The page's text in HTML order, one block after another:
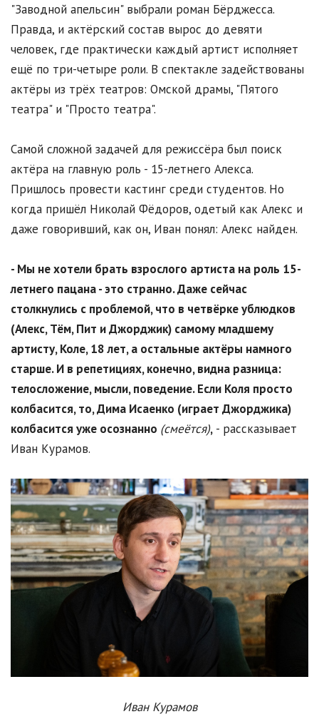
"Заводной апельсин" выбрали роман Бёрджесса.
Правда, и актёрский состав вырос до девяти
человек, где практически каждый артист исполняет
ещё по три-четыре роли. В спектакле задействованы
актёры из трёх театров: Омской драмы, "Пятого
театра" и "Просто театра".
Самой сложной задачей для режиссёра был поиск
актёра на главную роль - 15-летнего Алекса.
Пришлось провести кастинг среди студентов. Но
когда пришёл Николай Фёдоров, одетый как Алекс и
даже говоривший, как он, Иван понял: Алекс найден.
- Мы не хотели брать взрослого артиста на роль 15-
летнего пацана - это странно. Даже сейчас
столкнулись с проблемой, что в четвёрке ублюдков
(Алекс, Тём, Пит и Джорджик) самому младшему
артисту, Коле, 18 лет, а остальные актёры намного
старше. И в репетициях, конечно, видна разница:
телосложение, мысли, поведение. Если Коля просто
колбасится, то, Дима Исаенко (играет Джорджика)
колбасится уже осознанно (смеётся), - рассказывает
Иван Курамов.
Иван Курамов